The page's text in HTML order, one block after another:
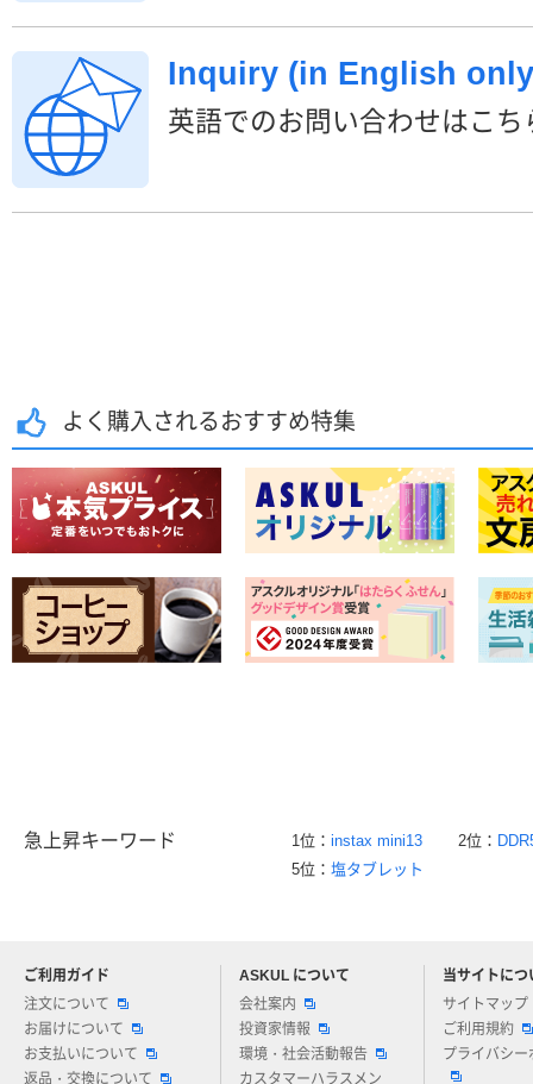
Inquiry (in English
英語でのお問い合わせはこ
よく購入されるおすすめ特集
急上昇キーワード 1位： instax mini13 2位：
5位： 塩タブレット
ご利用ガイド
注文について
お届けについて
お支払いについて
返品・交換について
ASKUL について
会社案内
投資家情報
環境・社会活動報告
カスタマーハラスメン
当サイトにつ
サイトマップ
ご利用規約
プライバシー
アスクルについてお気軽にご質問ください